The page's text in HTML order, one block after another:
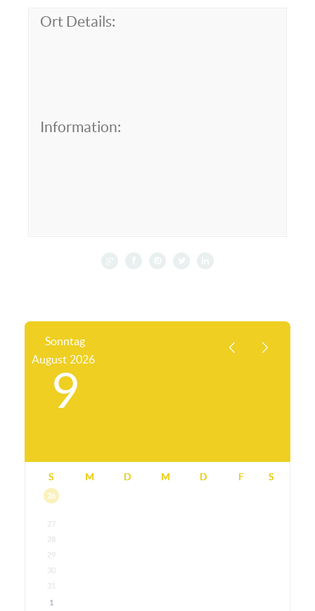
Ort Details:
Information:
Sonntag
August 2026
9
S M D M D F S
26
27
28
29
30
31
1